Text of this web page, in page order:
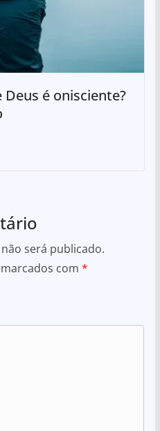
é onisciente?
será publicado.
com *